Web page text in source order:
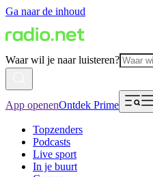
Ga naar de inhoud
Waar wil je naar luisteren?
App openenOntdek Prime
Topzenders
Podcasts
Live sport
In je buurt